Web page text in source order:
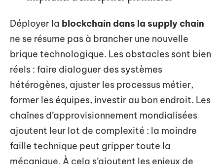
Déployer la blockchain dans la supply chain
ne se résume pas à brancher une nouvelle
brique technologique. Les obstacles sont bien
réels : faire dialoguer des systèmes
hétérogènes, ajuster les processus métier,
former les équipes, investir au bon endroit. Les
chaînes d’approvisionnement mondialisées
ajoutent leur lot de complexité : la moindre
faille technique peut gripper toute la
mécanique. À cela s’ajoutent les enjeux de